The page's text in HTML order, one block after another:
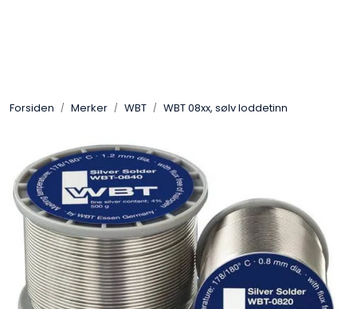
Forsiden Merker WBT WBT 08xx, sølv loddetinn
SONOS
Smarthus
KNX
Stereo
Høyttalere